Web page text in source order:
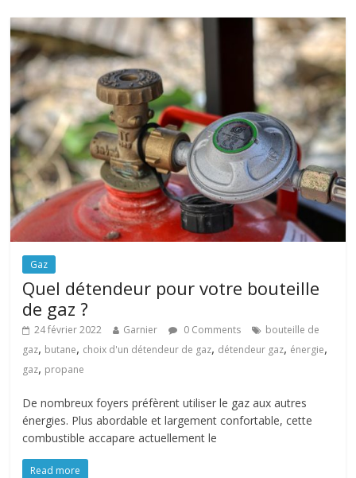
Gaz
Quel détendeur pour votre bouteille
de gaz ?
24 février 2022 Garnier 0 Comments
bouteille de
gaz, butane, choix d'un détendeur de gaz, détendeur gaz, énergie,
gaz, propane
De nombreux foyers préfèrent utiliser le gaz aux autres
énergies. Plus abordable et largement confortable, cette
combustible accapare actuellement le
Read more